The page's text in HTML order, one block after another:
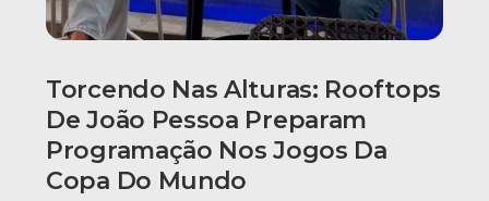
Torcendo Nas Alturas: Rooftops
De João Pessoa Preparam
Programação Nos Jogos Da
Copa Do Mundo